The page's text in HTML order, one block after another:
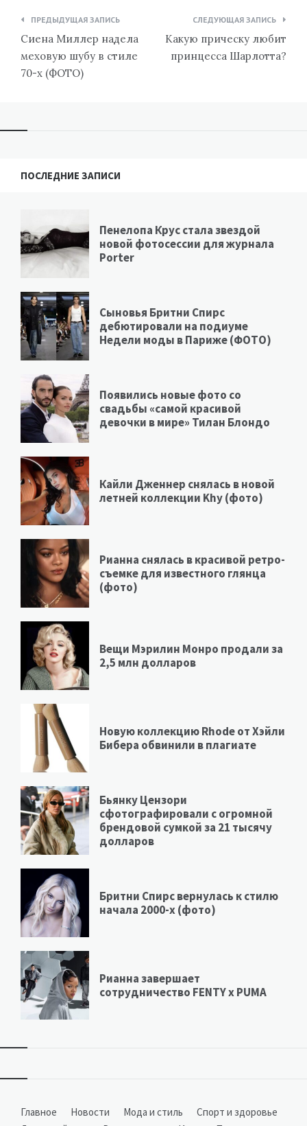
Навигация
по
записям
ПРЕДЫДУЩАЯ ЗАПИСЬ
Сиена Миллер надела
меховую шубу в стиле
70-х (ФОТО)
СЛЕДУЮЩАЯ ЗАПИСЬ
Какую прическу любит
принцесса Шарлотта?
ПОСЛЕДНИЕ ЗАПИСИ
Пенелопа Крус стала звездой
новой фотосессии для журнала
Porter
Сыновья Бритни Спирс
дебютировали на подиуме
Недели моды в Париже (ФОТО)
Появились новые фото со
свадьбы «самой красивой
девочки в мире» Тилан Блондо
Кайли Дженнер снялась в новой
летней коллекции Khy (фото)
Рианна снялась в красивой ретро-
съемке для известного глянца
(фото)
Вещи Мэрилин Монро продали за
2,5 млн долларов
Новую коллекцию Rhode от Хэйли
Бибера обвинили в плагиате
Бьянку Цензори
сфотографировали с огромной
брендовой сумкой за 21 тысячу
долларов
Бритни Спирс вернулась к стилю
начала 2000-х (фото)
Рианна завершает
сотрудничество FENTY х PUMA
Виджеты
Главное Новости Мода и стиль
Спорт и здоровье